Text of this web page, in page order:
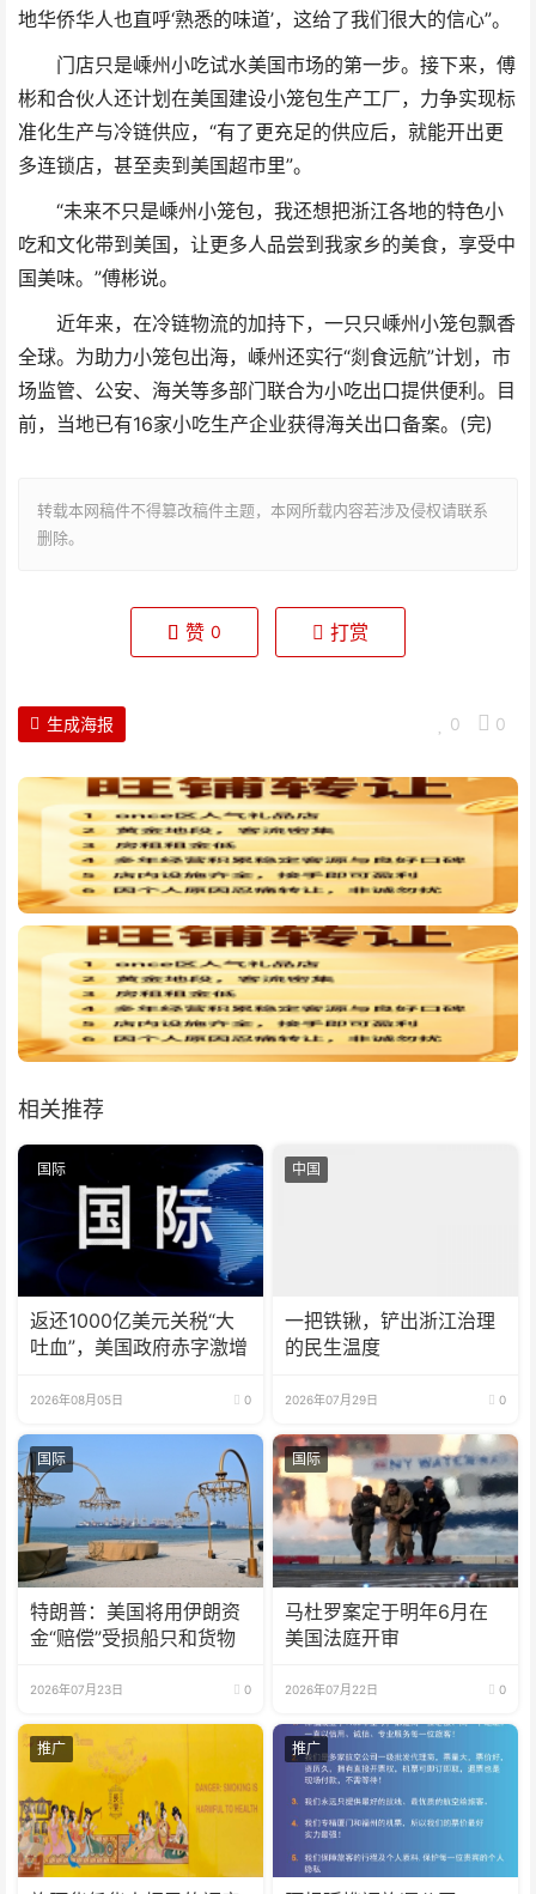
地华侨华人也直呼‘熟悉的味道’，这给了我们很大的信心”。
门店只是嵊州小吃试水美国市场的第一步。接下来，傅
彬和合伙人还计划在美国建设小笼包生产工厂，力争实现标
准化生产与冷链供应，“有了更充足的供应后，就能开出更
多连锁店，甚至卖到美国超市里”。
“未来不只是嵊州小笼包，我还想把浙江各地的特色小
吃和文化带到美国，让更多人品尝到我家乡的美食，享受中
国美味。”傅彬说。
近年来，在冷链物流的加持下，一只只嵊州小笼包飘香
全球。为助力小笼包出海，嵊州还实行“剡食远航”计划，市
场监管、公安、海关等多部门联合为小吃出口提供便利。目
前，当地已有16家小吃生产企业获得海关出口备案。(完)
转载本网稿件不得篡改稿件主题，本网所载内容若涉及侵权请联系
删除。
赞 0 打赏
0 0
生成海报
相关推荐
国际
返还1000亿美元关税“大
吐血”，美国政府赤字激增
2026年08月05日 0
中国
一把铁锹，铲出浙江治理
的民生温度
2026年07月29日 0
国际
特朗普：美国将用伊朗资
金“赔偿”受损船只和货物
2026年07月23日 0
国际
马杜罗案定于明年6月在
美国法庭开审
2026年07月22日 0
推广 推广